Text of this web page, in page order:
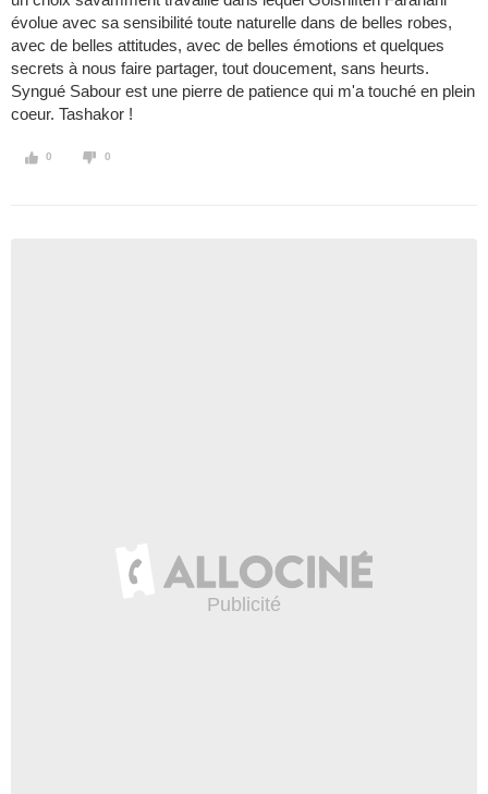
évolue avec sa sensibilité toute naturelle dans de belles robes,
avec de belles attitudes, avec de belles émotions et quelques
secrets à nous faire partager, tout doucement, sans heurts.
Syngué Sabour est une pierre de patience qui m'a touché en plein
coeur. Tashakor !
0 0